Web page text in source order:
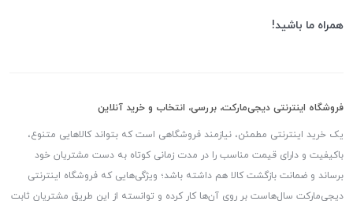
همراه ما باشید!
فروشگاه اینترنتی دیجی‌مارکت، بررسی، انتخاب و خرید آنلاین
یک خرید اینترنتی مطمئن، نیازمند فروشگاهی است که بتواند کالاهایی متنوع،
باکیفیت و دارای قیمت مناسب را در مدت زمانی کوتاه به دست مشتریان خود
برساند و ضمانت بازگشت کالا هم داشته باشد؛ ویژگی‌هایی که فروشگاه اینترنتی
دیجی‌مارکت سال‌هاست بر روی آن‌ها کار کرده و توانسته از این طریق مشتریان ثابت